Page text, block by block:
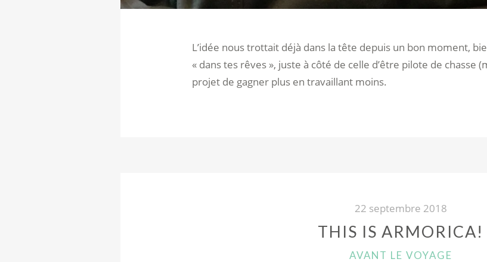
L’idée nous trottait déjà dans la tête depuis un bon moment,
« dans tes rêves », juste à côté de celle d’être pilote de chasse
projet de gagner plus en travaillant moins.
22 septembre 2018
THIS IS ARMORICA!
CATÉGORIES
AVANT LE VOYAGE